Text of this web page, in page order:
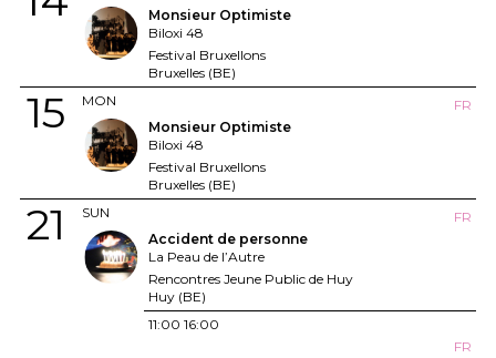
Monsieur Optimiste
Biloxi 48
Festival Bruxellons
Bruxelles (BE)
MON
15
FR
Monsieur Optimiste
Biloxi 48
Festival Bruxellons
Bruxelles (BE)
SUN
21
FR
Accident de personne
La Peau de l’Autre
Rencontres Jeune Public de Huy
Huy (BE)
11:00 16:00
FR